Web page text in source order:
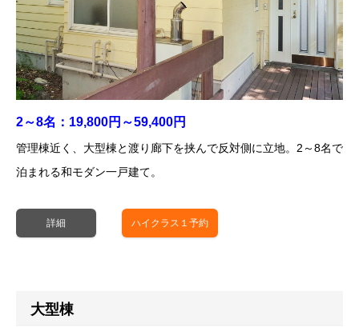
2～8名：19,800円～59,400円
管理棟近く、大型棟と渡り廊下を挟んで反対側に立地。2～8名で
泊まれる和モダン一戸建て。
詳細 ハイクラス１予約
大型棟